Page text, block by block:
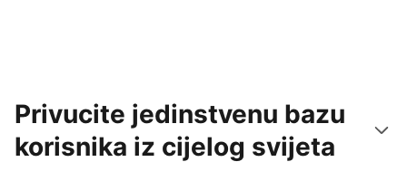
Privucite jedinstvenu bazu
korisnika iz cijelog svijeta